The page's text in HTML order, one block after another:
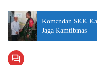
Komandan SKK
Jaga Kamtibmas